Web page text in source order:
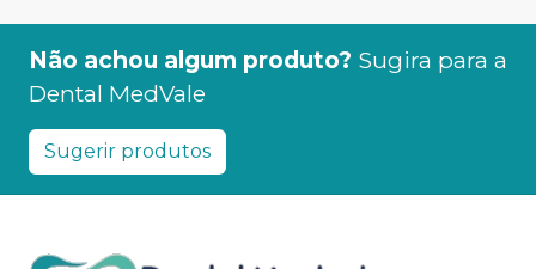
Não achou algum produto? Sugira para a
Dental MedVale
Sugerir produtos